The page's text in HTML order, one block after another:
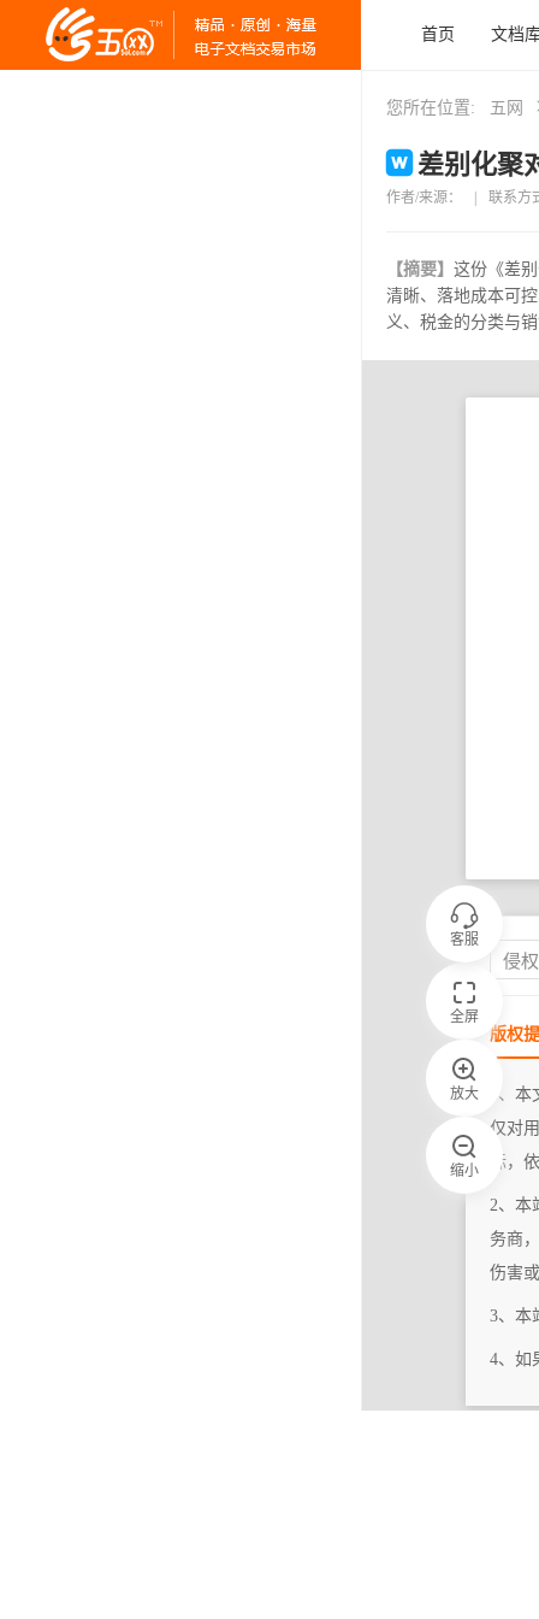
首页 文档
您所在位置: 五网
差别化聚
作者/来源： 联系方
【摘要】 这份《差
清晰、落地成本可
义、税金的分类与
客服
全屏
放大
缩小
侵
版权
1、
仅对
标，
2、本
务商
伤害
3、本
4、如